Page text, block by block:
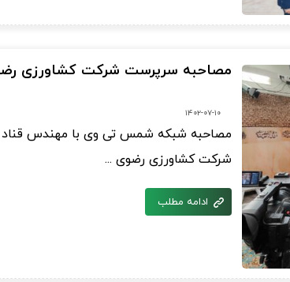
مصاحبه سرپرست شرکت کشاورزی
۱۴۰۲-۰۷-۱۰
مصاحبه شبکه شمس تی وی با مهندس
شرکت کشاورزی رضوی ...
ادامه مطلب